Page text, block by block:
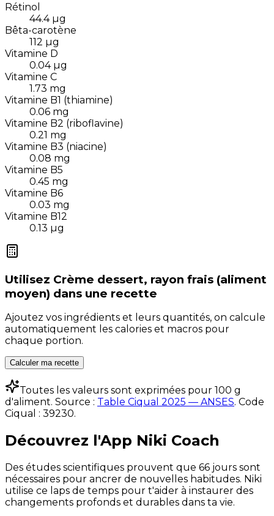
Rétinol
44.4 µg
Bêta-carotène
112 µg
Vitamine D
0.04 µg
Vitamine C
1.73 mg
Vitamine B1 (thiamine)
0.06 mg
Vitamine B2 (riboflavine)
0.21 mg
Vitamine B3 (niacine)
0.08 mg
Vitamine B5
0.45 mg
Vitamine B6
0.03 mg
Vitamine B12
0.13 µg
Utilisez Crème dessert, rayon frais (aliment
moyen) dans une recette
Ajoutez vos ingrédients et leurs quantités, on calcule
automatiquement les calories et macros pour
chaque portion.
Calculer ma recette
Toutes les valeurs sont exprimées pour 100 g
d'aliment. Source : Table Ciqual 2025 — ANSES. Code
Ciqual : 39230.
Découvrez l'App Niki Coach
Des études scientifiques prouvent que 66 jours sont
nécessaires pour ancrer de nouvelles habitudes. Niki
utilise ce laps de temps pour t'aider à instaurer des
changements profonds et durables dans ta vie.